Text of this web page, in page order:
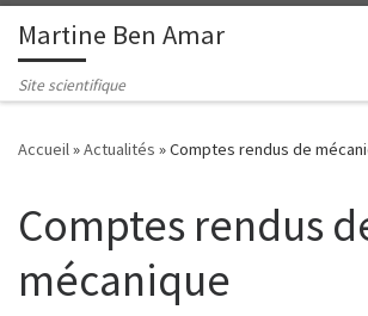
Passer au contenu
Martine Ben Amar
Site scientifique
Accueil»Actualités »Comptes rendus de
Comptes rendus
mécanique